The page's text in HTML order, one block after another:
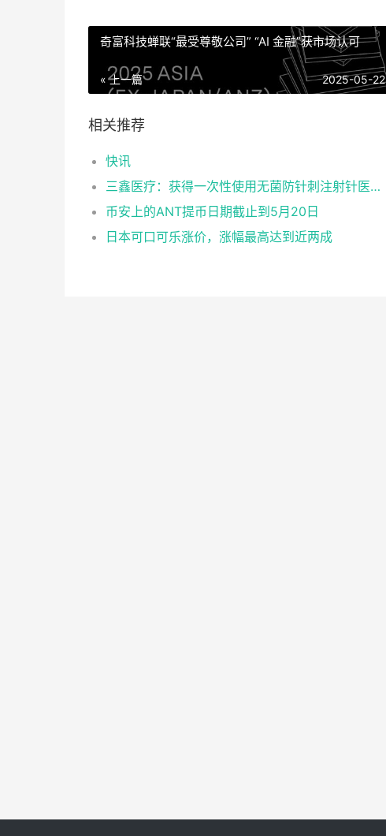
奇富科技蝉联“最受尊敬公司” “AI 金融”获市场认可
« 上一篇 2025-05-22
相关推荐
快讯
三鑫医疗：获得一次性使用无菌防针刺注射针医疗器械注册证
币安上的ANT提币日期截止到5月20日
日本可口可乐涨价，涨幅最高达到近两成